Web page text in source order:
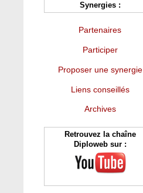
Synergies :
Partenaires
Participer
Proposer une synergie
Liens conseillés
Archives
Retrouvez la chaîne
Diploweb sur :